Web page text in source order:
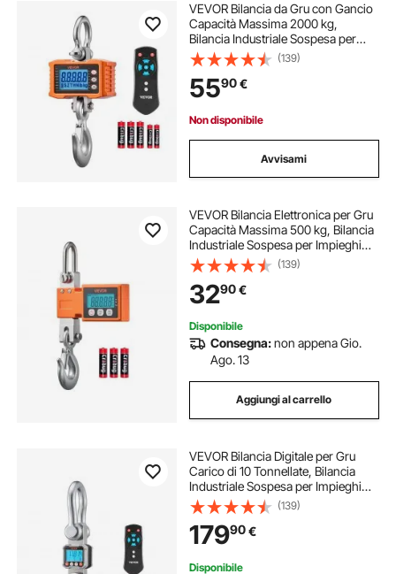
microscopia digitale
microscopio digitale usb
righello digitale
microscopio biologico digital
microscopio digitale oscilloscopio digitali
microscopi digitali usb
VEVOR Bilancia da Gru con Gancio
Capacità Massima 2000 kg,
Bilancia Industriale Sospesa per
Impieghi Gravosi con Cassa in
Alluminio Pressofuso e Display
LCD, Divisione 500 g e Interruttore a
3 Unità
(139)
5590€
Non disponibile
Avvisami
VEVOR Bilancia Elettronica per Gru
Capacità Massima 500 kg, Bilancia
Industriale Sospesa per Impieghi
Gravosi con Cassa in Alluminio
Pressofuso e Display LCD, Divisione
100 g e Interruttore a 3 Unità
(139)
3290€
Disponibile
Consegna:non appena Gio.
Ago. 13
Aggiungi al carrello
VEVOR Bilancia Digitale per Gru
Carico di 10 Tonnellate, Bilancia
Industriale Sospesa per Impieghi
Gravosi con Cassa in Alluminio
Pressofuso e Display LCD, Divisione
da 2 kg e Interruttore a 3 Unità
(139)
17990€
Disponibile